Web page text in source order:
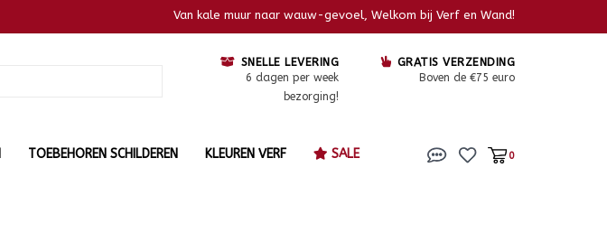
Van kale muur naar wauw-gevoel, Welkom bij Verf en Wand!
SNELLE LEVERING
6 dagen per week
bezorging!
GRATIS VERZENDING
Boven de €75 euro
TOEBEHOREN SCHILDEREN KLEUREN VERF SALE 0